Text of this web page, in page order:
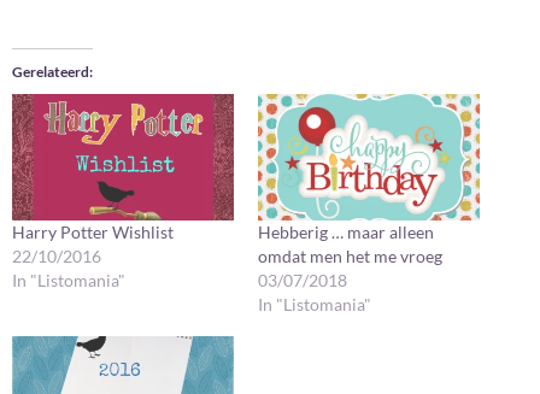
Gerelateerd
Harry Potter Wishlist
22/10/2016
In "Listomania"
Hebberig … maar alleen
omdat men het me vroeg
03/07/2018
In "Listomania"